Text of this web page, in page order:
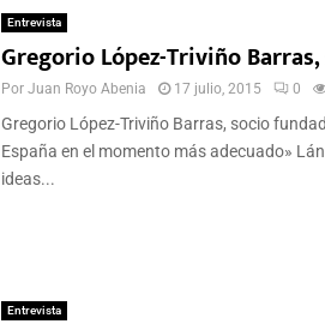
Entrevista
Gregorio López-Triviño
Por Juan Royo Abenia 17 julio, 2015 0
Gregorio López-Triviño Barras, socio
España en el momento más adecuado»
ideas...
Entrevista